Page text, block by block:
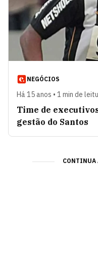
NEGÓCIOS
Há 15 anos • 1 min de
Time de
gestão do Santos
CONTINUA